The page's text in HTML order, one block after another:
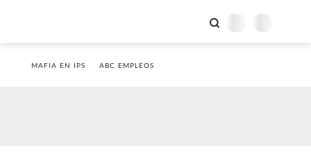
MAFIA EN IPS ABC EMPLEOS